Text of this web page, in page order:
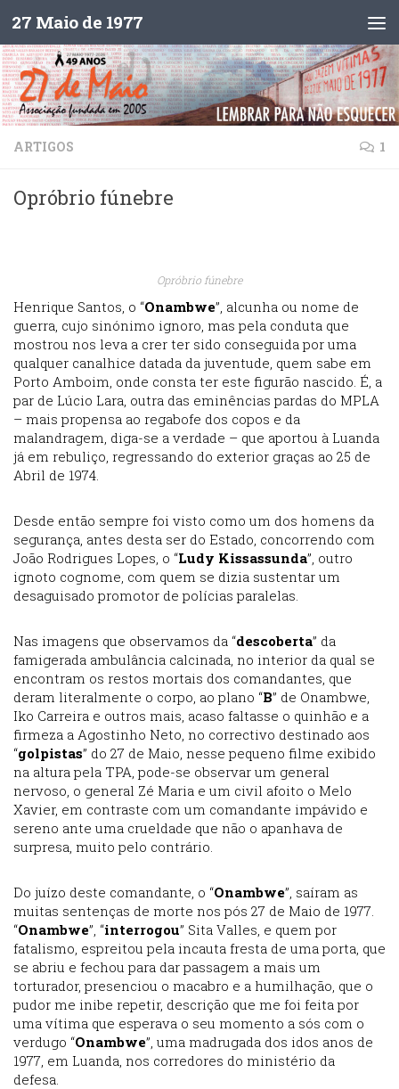
Skip to content
27 Maio de 1977
ARTIGOS 1
Opróbrio fúnebre
Opróbrio fúnebre
Henrique Santos, o “Onambwe”, alcunha ou nome de
guerra, cujo sinónimo ignoro, mas pela conduta que
mostrou nos leva a crer ter sido conseguida por uma
qualquer canalhice datada da juventude, quem sabe em
Porto Amboim, onde consta ter este figurão nascido. É, a
par de Lúcio Lara, outra das eminências pardas do MPLA
– mais propensa ao regabofe dos copos e da
malandragem, diga-se a verdade – que aportou à Luanda
já em rebuliço, regressando do exterior graças ao 25 de
Abril de 1974.
Desde então sempre foi visto como um dos homens da
segurança, antes desta ser do Estado, concorrendo com
João Rodrigues Lopes, o “Ludy Kissassunda”, outro
ignoto cognome, com quem se dizia sustentar um
desaguisado promotor de polícias paralelas.
Nas imagens que observamos da “descoberta” da
famigerada ambulância calcinada, no interior da qual se
encontram os restos mortais dos comandantes, que
deram literalmente o corpo, ao plano “B” de Onambwe,
Iko Carreira e outros mais, acaso faltasse o quinhão e a
firmeza a Agostinho Neto, no correctivo destinado aos
“golpistas” do 27 de Maio, nesse pequeno filme exibido
na altura pela TPA, pode-se observar um general
nervoso, o general Zé Maria e um civil afoito o Melo
Xavier, em contraste com um comandante impávido e
sereno ante uma crueldade que não o apanhava de
surpresa, muito pelo contrário.
Do juízo deste comandante, o “Onambwe”, saíram as
muitas sentenças de morte nos pós 27 de Maio de 1977.
“Onambwe”, “interrogou” Sita Valles, e quem por
fatalismo, espreitou pela incauta fresta de uma porta, que
se abriu e fechou para dar passagem a mais um
torturador, presenciou o macabro e a humilhação, que o
pudor me inibe repetir, descrição que me foi feita por
uma vítima que esperava o seu momento a sós com o
verdugo “Onambwe”, uma madrugada dos idos anos de
1977, em Luanda, nos corredores do ministério da
defesa.